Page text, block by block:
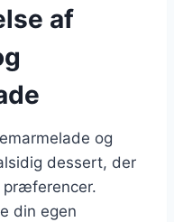
af
og
dessert, der
præferencer.
din egen